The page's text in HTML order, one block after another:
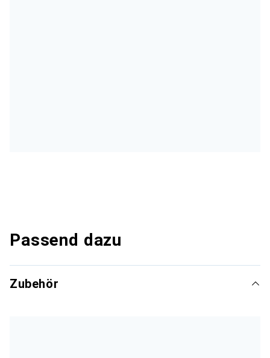
Passend dazu
Zubehör